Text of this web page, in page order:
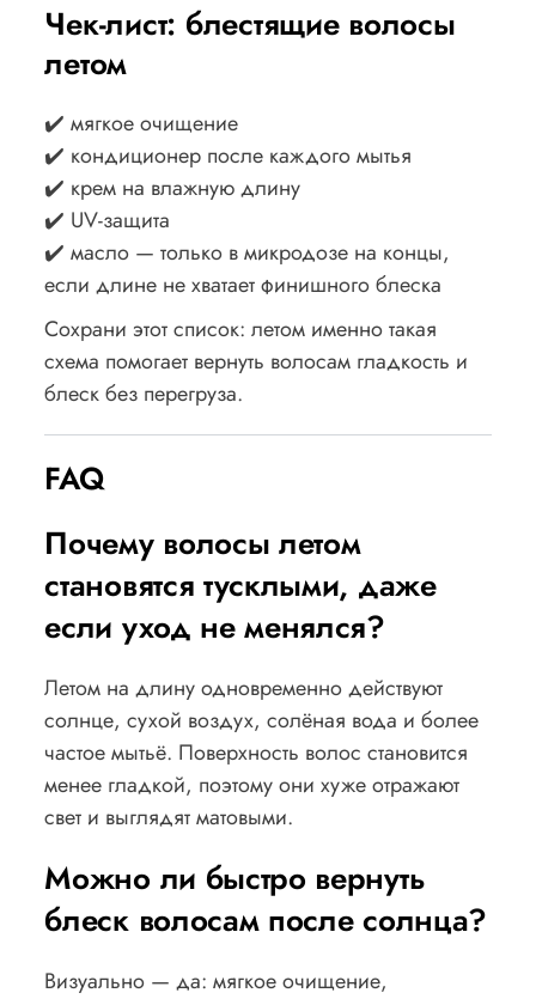
Чек-лист: блестящие волосы
летом
✔️ мягкое очищение
✔️ кондиционер после каждого мытья
✔️ крем на влажную длину
✔️ UV-защита
✔️ масло — только в микродозе на концы,
если длине не хватает финишного блеска
Сохрани этот список: летом именно такая
схема помогает вернуть волосам гладкость и
блеск без перегруза.
FAQ
Почему волосы летом
становятся тусклыми, даже
если уход не менялся?
Летом на длину одновременно действуют
солнце, сухой воздух, солёная вода и более
частое мытьё. Поверхность волос становится
менее гладкой, поэтому они хуже отражают
свет и выглядят матовыми.
Можно ли быстро вернуть
блеск волосам после солнца?
Визуально — да: мягкое очищение,